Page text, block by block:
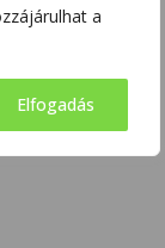
a
Elfogadás